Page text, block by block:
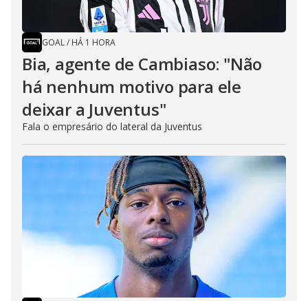
GOAL/ HÁ 1 HORA
Bia, agente de Cambiaso: "Não
há nenhum motivo para ele
deixar a Juventus"
Fala o empresário do lateral da Juventus